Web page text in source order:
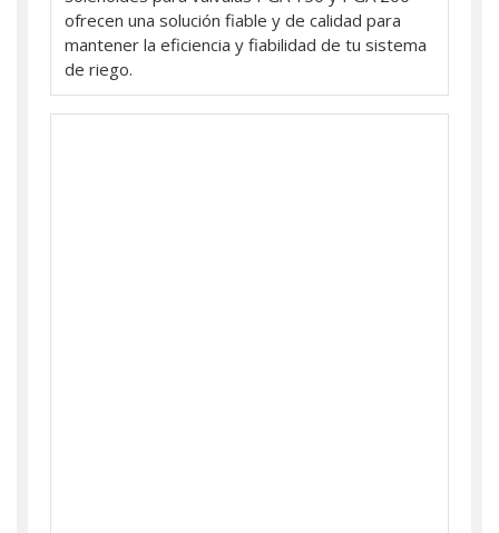
ofrecen una solución fiable y de calidad para
mantener la eficiencia y fiabilidad de tu sistema
de riego.